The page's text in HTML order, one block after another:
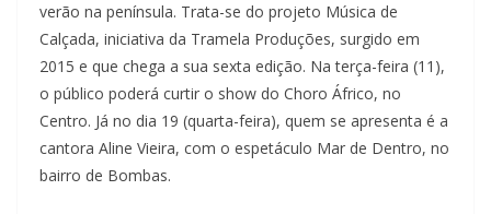
a
t
a
i
verão na península. Trata-se do projeto Música de
Calçada, iniciativa da Tramela Produções, surgido em
2015 e que chega a sua sexta edição. Na terça-feira (11),
o público poderá curtir o show do Choro Áfrico, no
Centro. Já no dia 19 (quarta-feira), quem se apresenta é a
cantora Aline Vieira, com o espetáculo Mar de Dentro, no
bairro de Bombas.